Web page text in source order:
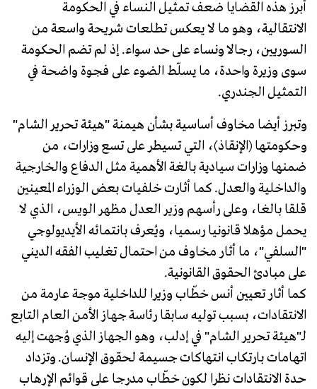
أبرز هذه القضايا ضعف تمثيل النساء في الحكومة
الانتقالية، وهو ما لا يعكس تطلعات شريحة واسعة من
السوريين، رجالا ونساء على حد سواء. إذ لم تضم الحكومة
سوى وزيرة واحدة، ما يسلّط الضوء على فجوة واضحة في
التمثيل الجندري.
وتبرز أيضا مخاوف أساسية بشأن هيمنة "هيئة تحرير الشام"
وحكومتها (الإنقاذ)، التي تسيطر على تسع وزارات، من
ضمنها وزارات سيادية بالغة الأهمية مثل الدفاع والخارجية
والداخلية والعدل. كما أثارت خلفيات بعض الوزراء المعينين
قلقا بالغا، وعلى رأسهم وزير العدل مظهر الويس، الذي لا
يحمل مؤهلا قانونيا رسميا، ويُعرف بانتمائه الأيديولوجي
"السلفي"، ما أثار مخاوف من احتمال تغليب الفقه الديني
على مبادئ الحقوق القانونية.
كما أثار تعيين أنس خطّاب وزيرا للداخلية موجة عارمة من
الانتقادات، بسبب توليه سابقا رئاسة جهاز الأمن العام التابع
لـ"هيئة تحرير الشام" في إدلب، وهو الجهاز الذي وُجهت إليه
اتهامات بارتكاب انتهاكات جسيمة لحقوق الإنسان. وتزداد
حدة الانتقادات نظرا لكون خطّاب مدرجا على قوائم الإرهاب